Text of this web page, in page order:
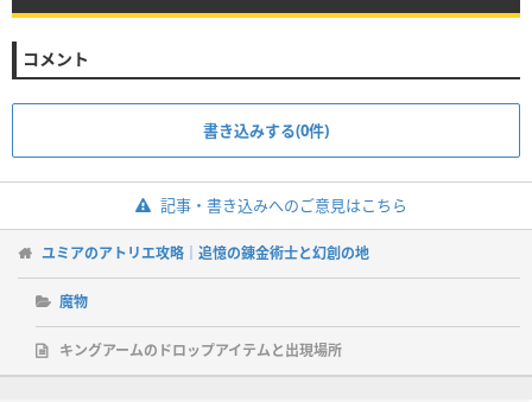
コメント
書き込みする(0件)
記事・書き込みへのご意見はこちら
ユミアのアトリエ攻略｜追憶の錬金術士と幻創の地
魔物
キングアームのドロップアイテムと出現場所